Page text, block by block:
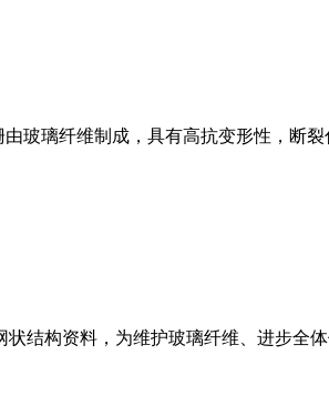
璃纤维制成，具有高抗变形性，断
资料，为维护玻璃纤维、进步全体